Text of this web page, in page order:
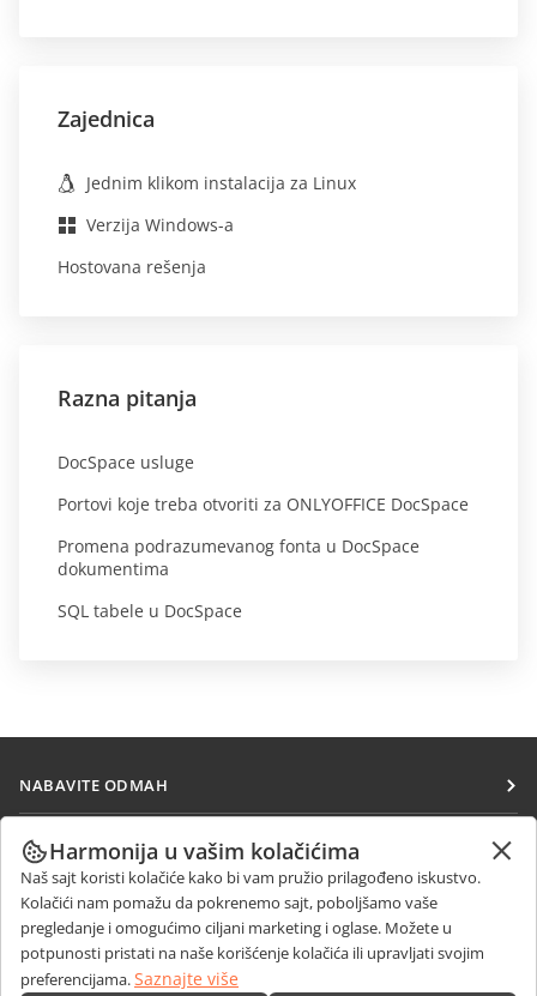
Zajednica
Jednim klikom instalacija za Linux
Verzija Windows-a
Hostovana rešenja
Razna pitanja
DocSpace usluge
Portovi koje treba otvoriti za ONLYOFFICE DocSpace
Promena podrazumevanog fonta u DocSpace
dokumentima
SQL tabele u DocSpace
NABAVITE ODMAH
Docs
DocSpace
Workspace
Konektori
Desktop aplikacije
SARAĐUJTE
Za doprinosioce
Za prevodioce
Za influensere
PRIMAJTE VESTI
Blog
DOBIJTE POMOĆ
Harmonija u vašim kolačićima
Naš sajt koristi kolačiće kako bi vam pružio prilagođeno iskustvo.
Kolačići nam pomažu da pokrenemo sajt, poboljšamo vaše
pregledanje i omogućimo ciljani marketing i oglase. Možete u
potpunosti pristati na naše korišćenje kolačića ili upravljati svojim
preferencijama.Saznajte više